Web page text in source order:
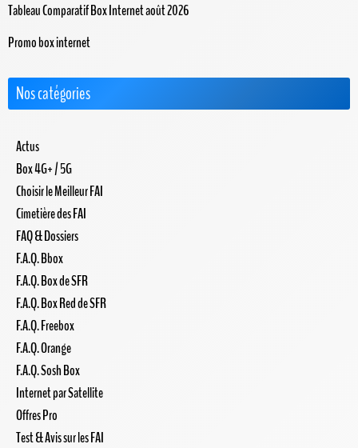
Tableau Comparatif Box Internet août 2026
Promo box internet
Nos catégories
Actus
Box 4G+ / 5G
Choisir le Meilleur FAI
Cimetière des FAI
FAQ & Dossiers
F.A.Q. Bbox
F.A.Q. Box de SFR
F.A.Q. Box Red de SFR
F.A.Q. Freebox
F.A.Q. Orange
F.A.Q. Sosh Box
Internet par Satellite
Offres Pro
Test & Avis sur les FAI